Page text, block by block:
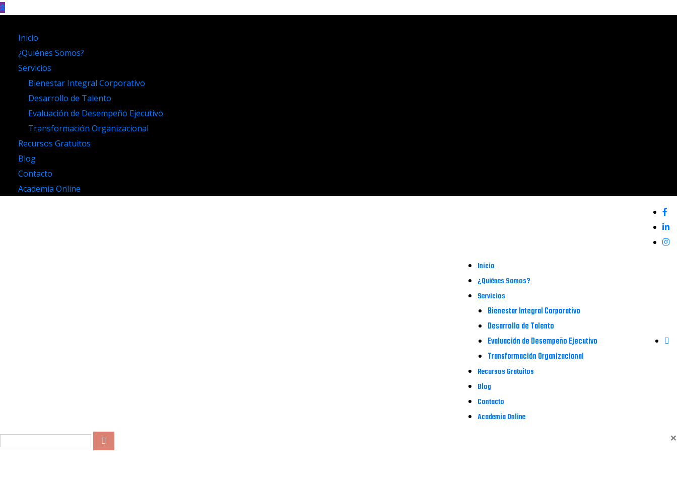
Inicio
¿Quiénes Somos?
Servicios
Bienestar Integral Corporativo
Desarrollo de Talento
Evaluación de Desempeño Ejecutivo
Transformación Organizacional
Recursos Gratuitos
Blog
Contacto
Academia Online
Inicio
¿Quiénes Somos?
Servicios
Bienestar Integral Corporativo
Desarrollo de Talento
Evaluación de Desempeño Ejecutivo
Transformación Organizacional
Recursos Gratuitos
Blog
Contacto
Academia Online
×